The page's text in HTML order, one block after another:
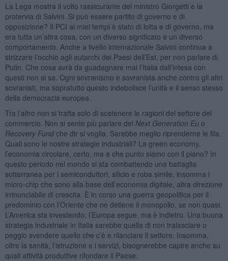
La Lega mostra il volto rassicurante del ministro Giorgetti e la
protervia di Salvini. Si può essere partito di governo e di
opposizione? Il PCI ai miei tempi è stato di lotta e di governo, ma
era tutta un’altra cosa, con un diverso significato e un diverso
comportamento. Anche a livello internazionale Salvini continua a
strizzare l’occhio agli autarchi dei Paesi dell’Est, per non parlare di
Putin. Che cosa avrà da guadagnare mai l’Italia dall’intesa con
questi non si sa. Ogni sovranismo è sovranista anche contro gli altri
sovranisti, ma sopratutto questo indebolisce l’unità e il senso stesso
della democrazia europea.
Tra l’altro non si tratta solo di sostenere le ragioni del settore del
commercio. Non si sente più parlare del Next Generation Euo
Recovery Fundche dir si voglia. Sarebbe meglio riprenderne le fila.
Quali sono le nostre strategie industriali? La green economy,
l’economia circolare, certo, ma a che punto siamo con il piano? In
questo periodo nel mondo si sta combattendo una battaglia
sotterranea per i semiconduttori, silicio e roba simile, insomma i
micro-chip che sono alla base dell’economia digitale, altra direzione
irrinunciabile di crescita. È in corso una guerra geopolitica per il
predominio con l’Oriente che ne detiene il monopolio, se non quasi.
L’America sta investendo, l’Europa segue, ma è indietro. Una buona
strategia industriale in Italia sarebbe quella di non tralasciare o
peggio svendere quello che c’è e rilanciare il settore. Insomma,
oltre la sanità, l’istruzione e i servizi, bisognerebbe capire anche su
quali attività produttive rifondare il Paese.